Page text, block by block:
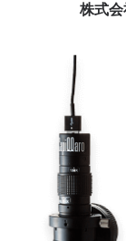
株式会